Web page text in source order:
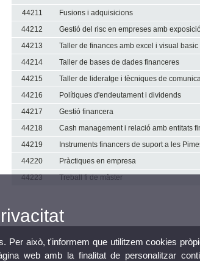
44211
Fusions i adquisicions
44212
Gestió del risc en empreses amb
44213
Taller de finances amb excel i visual basic
44214
Taller de bases de dades financeres
44215
Taller de lideratge i tècniques de
44216
Polítiques d'endeutament i dividends
44217
Gestió financera
44218
Cash management i relació amb entitats
44219
Instruments financers de suport a les
44220
Pràctiques en empresa
44223
Treball fi de màster
Per això, t'informem que utilitzem cookies
web amb la finalitat de personalitzar